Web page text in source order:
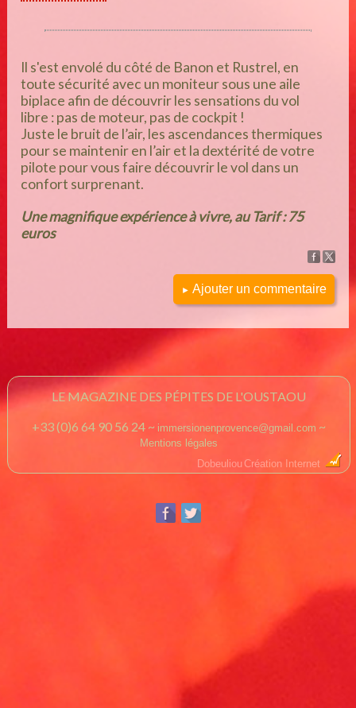
Il s'est envolé du côté de Banon et Rustrel, en
toute sécurité avec un moniteur sous une aile
biplace afin de découvrir les sensations du vol
libre : pas de moteur, pas de cockpit !
Juste le bruit de l’air, les ascendances thermiques
pour se maintenir en l’air et la dextérité de votre
pilote pour vous faire découvrir le vol dans un
confort surprenant.
Une magnifique expérience à vivre, au Tarif : 75
euros
► Ajouter un commentaire
LE MAGAZINE DES PÉPITES DE L'OUSTAOU
+33 (0)6 64 90 56 24 ~ immersionenprovence@gmail.com ~
Mentions légales
Dobeuliou Création Internet